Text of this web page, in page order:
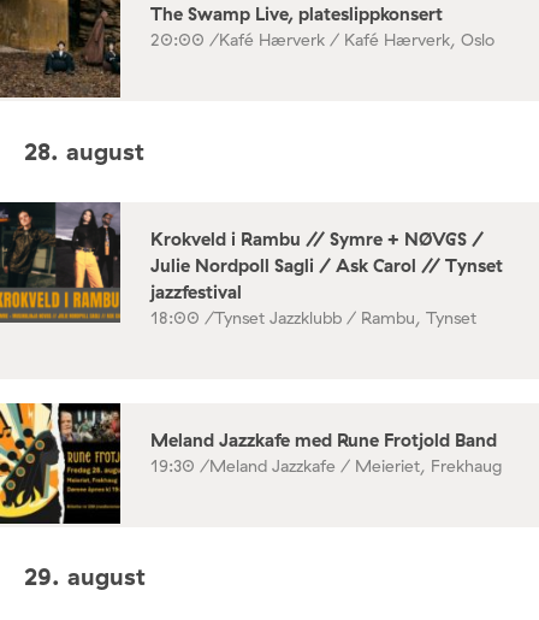
The Swamp Live, plateslippkonsert
20:00 /Kafé Hærverk / Kafé Hærverk, Oslo
28. august
Krokveld i Rambu // Symre + NØVGS /
Julie Nordpoll Sagli / Ask Carol // Tynset
jazzfestival
18:00 /Tynset Jazzklubb / Rambu, Tynset
Meland Jazzkafe med Rune Frotjold Band
19:30 /Meland Jazzkafe / Meieriet, Frekhaug
29. august